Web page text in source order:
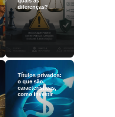
diferenças?
Títulos privados:
o que são,
características,
como investir